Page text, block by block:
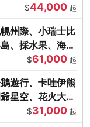
$44,000 起
州際、小瑞士比
、採水果、海鮮
$61,000 起
遊行、卡哇伊熊
星空、花火大
$31,000 起